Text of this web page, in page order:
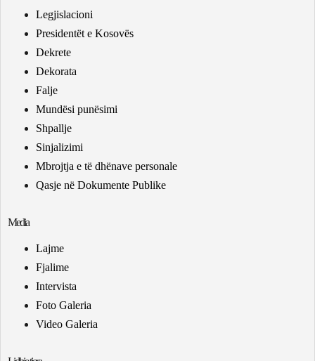
Legjislacioni
Presidentët e Kosovës
Dekrete
Dekorata
Falje
Mundësi punësimi
Shpallje
Sinjalizimi
Mbrojtja e të dhënave personale
Qasje në Dokumente Publike
Media
Lajme
Fjalime
Intervista
Foto Galeria
Video Galeria